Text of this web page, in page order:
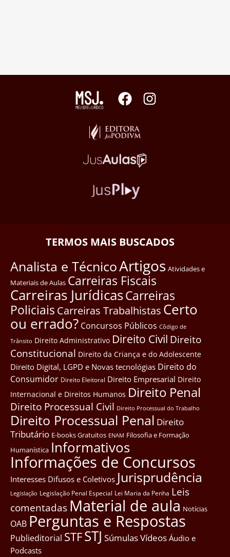
TERMOS MAIS BUSCADOS
Analista e TécnicoArtigos Atividades e
Materiais de Aulas Carreiras Fiscais
Carreiras JurídicasCarreiras
Policiais Carreiras Trabalhistas Certo
ou errado? Concursos Públicos Côdigo de
Trânsito Direito Administrativo Direito Civil Direito
Constitucional Direito da Criança e do Adolescente
Direito Digital, LGPD e Novas tecnológias Direito do
Consumidor Direito Eleitoral Direito Empresarial Direito
Internacional e Direitos Humanos Direito Penal
Direito Processual Civil Direito Processual do Trabalho
Direito Processual Penal Direito
Tributário E-books Gratuitos ENAM Filosofia e Formação
Humanística Informativos
Informações de Concursos
Interesses Difusos e Coletivos Jurisprudência
Legislação Legislação Penal Especial Lei Maria da Penha Leis
comentadas Material de aula Notícias
OAB Perguntas e Respostas
Publieditorial STFSTJ SúmulasVídeos Áudio e
Podcasts